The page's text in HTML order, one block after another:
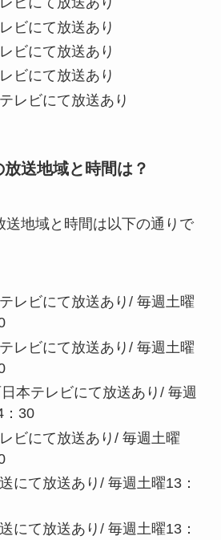
ビにて放送あり
ビにて放送あり
ビにて放送あり
レビにて放送あり
送地域と時間は？
送地域と時間は以下の通りで
レビにて放送あり/ 毎週土曜
レビにて放送あり/ 毎週土曜
本テレビにて放送あり/ 毎週
：30
ビにて放送あり/ 毎週土曜
にて放送あり/ 毎週土曜13：
にて放送あり/ 毎週土曜13：